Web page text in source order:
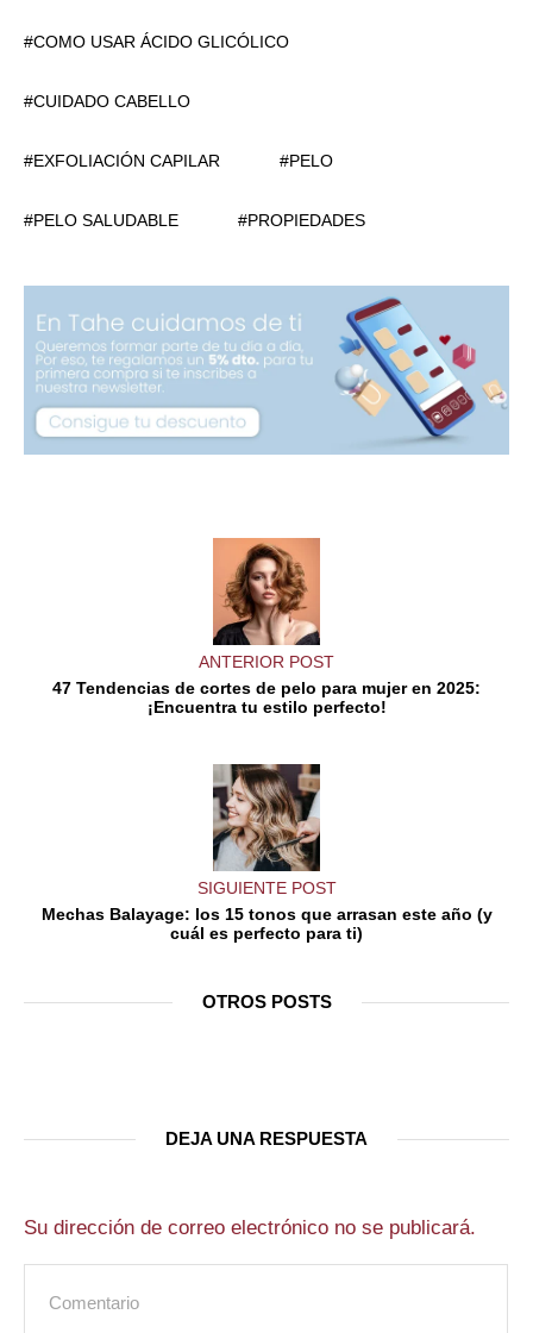
COMO USAR ÁCIDO GLICÓLICO
CUIDADO CABELLO
EXFOLIACIÓN CAPILAR PELO
PELO SALUDABLE PROPIEDADES
ANTERIOR POST
47 Tendencias de cortes de pelo para mujer en 2025:
¡Encuentra tu estilo perfecto!
SIGUIENTE POST
Mechas Balayage: los 15 tonos que arrasan este año (y
cuál es perfecto para ti)
OTROS POSTS
DEJA UNA RESPUESTA
Su dirección de correo electrónico no se publicará.